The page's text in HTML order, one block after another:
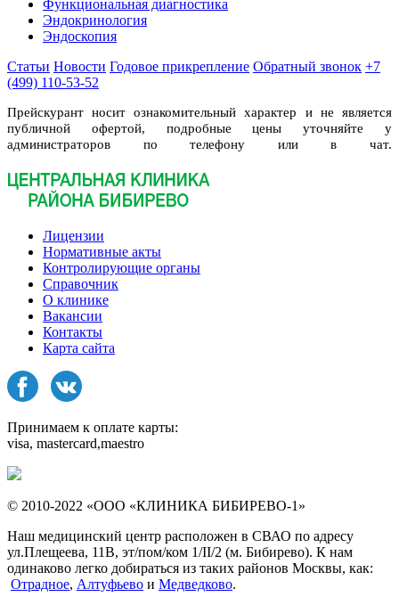
Функциональная диагностика
Эндокринология
Эндоскопия
Статьи Новости Годовое прикрепление Обратный звонок +7
(499) 110-53-52
Прейскурант носит ознакомительный характер и не является
публичной офертой, подробные цены уточняйте у
администраторов по телефону или в чат.
Лицензии
Нормативные акты
Контролирующие органы
Справочник
О клинике
Вакансии
Контакты
Карта сайта
Принимаем к оплате карты:
visa, mastercard,maestro
© 2010-2022 «ООО «КЛИНИКА БИБИРЕВО-1»
Наш медицинский центр расположен в СВАО по адресу
ул.Плещеева, 11В, эт/пом/ком 1/II/2 (м. Бибирево). К нам
одинаково легко добираться из таких районов Москвы, как:
Отрадное, Алтуфьево и Медведково.